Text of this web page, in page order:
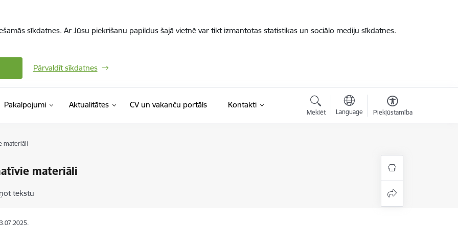
sīkdatnes. Ar Jūsu piekrišanu papildus šajā vietnē var tikt izmantotas statistikas un sociālo mediju sīkdatnes.
Pārvaldīt sīkdatnes
Pakalpojumi Aktualitātes CV un vakanču portāls(Ārējā saite)
Kontakti
Meklēt Language Piekļūstamība
materiāli
materiāli
tekstu